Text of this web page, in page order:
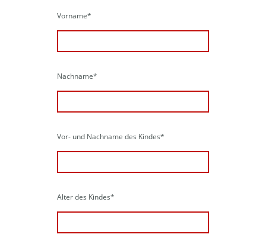
Vorname*
Nachname*
Vor- und Nachname des Kindes*
Alter des Kindes*